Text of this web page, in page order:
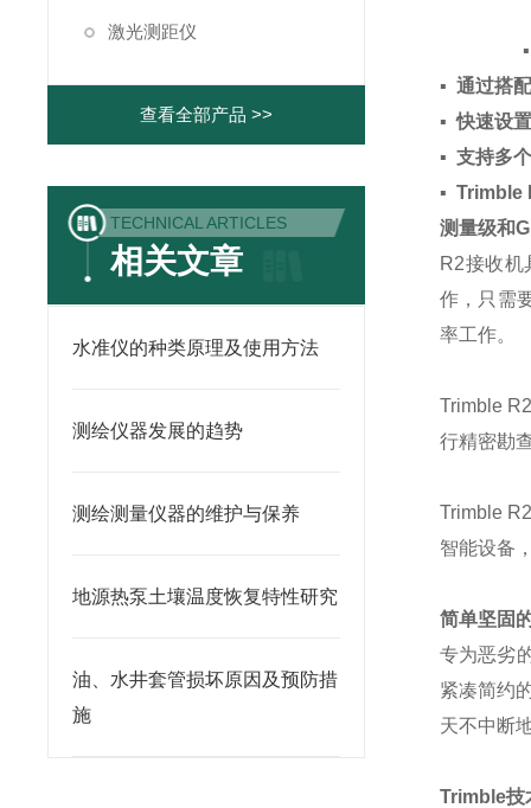
激光测距仪
查看全部产品 >>
TECHNICAL ARTICLES
相关文章
水准仪的种类原理及使用方法
测绘仪器发展的​趋势
测绘测量仪器的维护与保养
地源热泵土壤温度恢复特性研究
油、水井套管损坏原因及预防措
施
▪ 通过搭
▪ 快速设
▪ 支持多
▪ Trimble
测量级和
R2接收机
作，只需
率工作。
Trimble
行精密勘
Trimble
智能设备
简单坚固
专为恶劣
紧凑简约
天不中断
Trimble技